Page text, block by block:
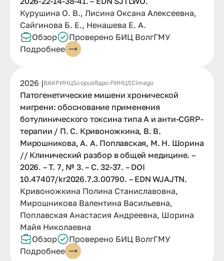
Курушина О. В., Лисина Оксана Алексеевна,
Сайгинова Б. Е., Ненашева Е. А.
Обзор
Проверено БИЦ ВолгГМУ
Подробнее
2026 |ВАКРИНЦScopusЯдро РИНЦSCImago
Патогенетические мишени хронической
мигрени: обоснование применения
ботулинического токсина типа A и анти-CGRP-
терапии / П. С. Кривоножкина, В. В.
Мирошникова, А. А. Поплавская, М. Н. Шорина
// Клинический разбор в общей медицине. –
2026. – Т. 7, № 3. – С. 32-37. – DOI
10.47407/kr2026.7.3.00790. – EDN WJAJTN.
Кривоножкина Полина Станиславовна,
Мирошникова Валентина Васильевна,
Поплавская Анастасия Андреевна, Шорина
Майя Николаевна
Обзор
Проверено БИЦ ВолгГМУ
Подробнее